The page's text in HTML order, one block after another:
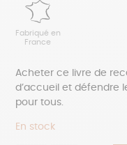
Fabriqué en
France
Acheter ce livre de
d’accueil et défendre
pour tous.
En stock